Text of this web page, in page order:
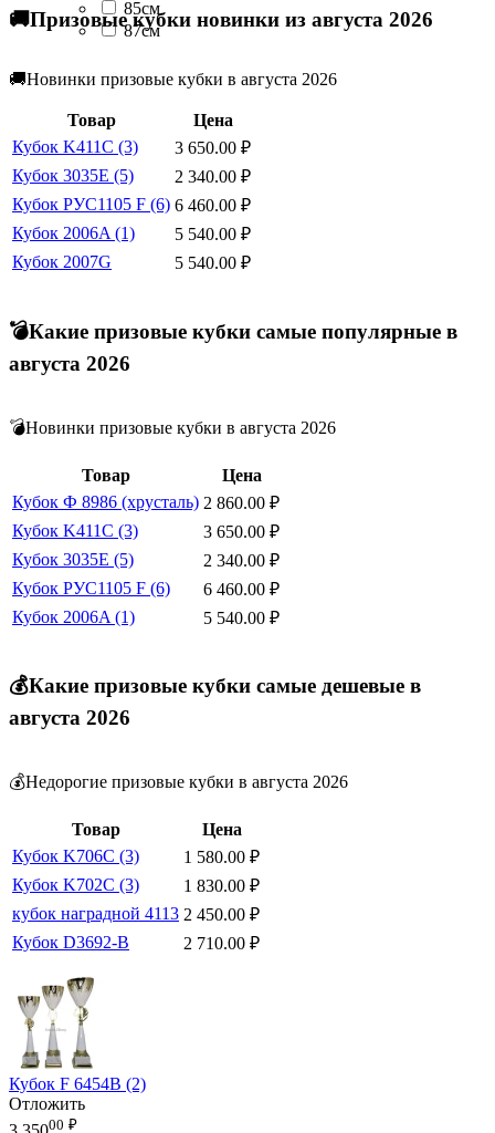
85см
87см
🚚Призовые кубки новинки из августа 2026
🚚Новинки призовые кубки в августа 2026
Товар
Цена
Кубок K411C (3)
3 650.00 ₽
Кубок 3035E (5)
2 340.00 ₽
Кубок РУС1105 F (6) 6 460.00 ₽
Кубок 2006A (1)
5 540.00 ₽
Кубок 2007G
5 540.00 ₽
💣Какие призовые кубки самые популярные в
августа 2026
💣Новинки призовые кубки в августа 2026
Товар
Цена
Кубок Ф 8986 (хрусталь) 2 860.00 ₽
Кубок K411C (3)
3 650.00 ₽
Кубок 3035E (5)
2 340.00 ₽
Кубок РУС1105 F (6)
6 460.00 ₽
Кубок 2006A (1)
5 540.00 ₽
💰Какие призовые кубки самые дешевые в
августа 2026
💰Недорогие призовые кубки в августа 2026
Товар
Цена
Кубок K706C (3)
1 580.00 ₽
Кубок K702C (3)
1 830.00 ₽
кубок наградной 4113 2 450.00 ₽
Кубок D3692-B
2 710.00 ₽
Кубок F 6454B (2)
Отложить
00 ₽